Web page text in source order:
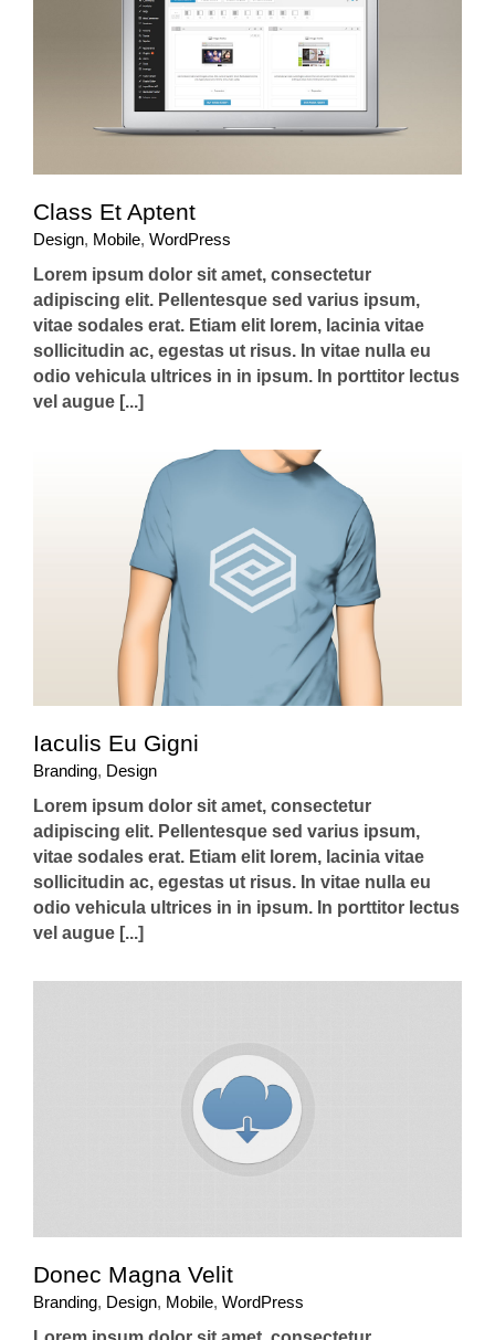
Class Et Aptent
Design, Mobile, WordPress
Lorem ipsum dolor sit amet, consectetur
adipiscing elit. Pellentesque sed varius ipsum,
vitae sodales erat. Etiam elit lorem, lacinia vitae
sollicitudin ac, egestas ut risus. In vitae nulla eu
odio vehicula ultrices in in ipsum. In porttitor lectus
vel augue [...]
Iaculis Eu Gigni
Branding, Design
Lorem ipsum dolor sit amet, consectetur
adipiscing elit. Pellentesque sed varius ipsum,
vitae sodales erat. Etiam elit lorem, lacinia vitae
sollicitudin ac, egestas ut risus. In vitae nulla eu
odio vehicula ultrices in in ipsum. In porttitor lectus
vel augue [...]
Donec Magna Velit
Branding, Design, Mobile, WordPress